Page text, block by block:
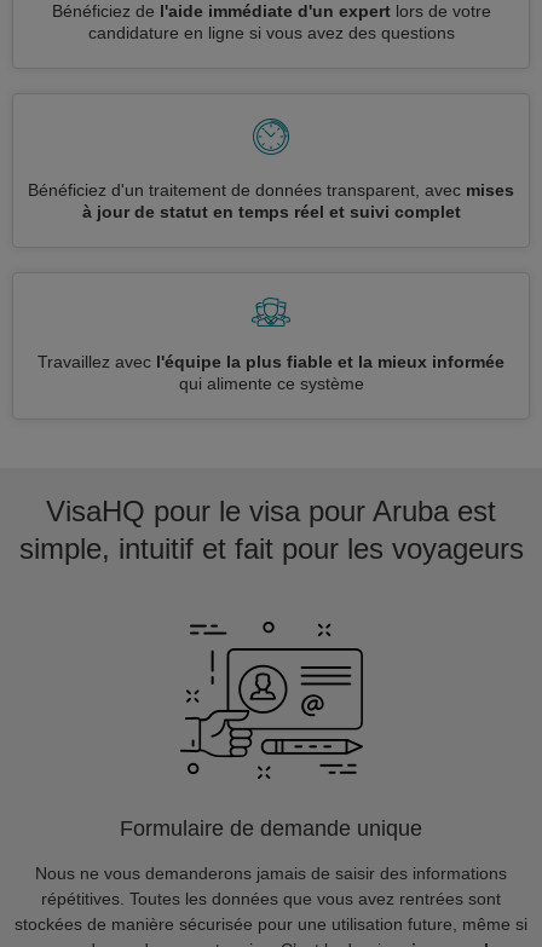
Bénéficiez de l'aide immédiate d'un expertlors de votre
candidature en ligne si vous avez des questions
Bénéficiez d'un traitement de données transparent, avec mises
à jour de statut en temps réel et suivi complet
Travaillez avec l'équipe la plus fiable et la mieux informée
qui alimente ce système
VisaHQ pour le visa pour Aruba est
simple, intuitif et fait pour les voyageurs
Formulaire de demande unique
Nous ne vous demanderons jamais de saisir des informations
répétitives. Toutes les données que vous avez rentrées sont
stockées de manière sécurisée pour une utilisation future, même si